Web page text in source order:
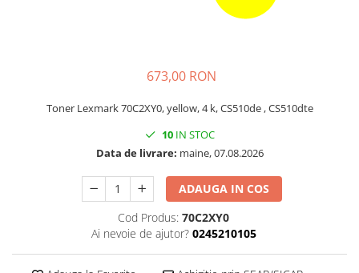
Drum unit compatibile
Accesorii imprimante 3D
Filament imprimanta 3D
Laptopuri / notebookuri
Laptopuri gaming
673,00 RON
Toner Lexmark 70C2XY0, yellow, 4 k, CS510de , CS510dte
10IN STOC
Data de livrare: maine, 07.08.2026
ADAUGA IN COS
Cod Produs: 70C2XY0
Ai nevoie de ajutor? 0245210105